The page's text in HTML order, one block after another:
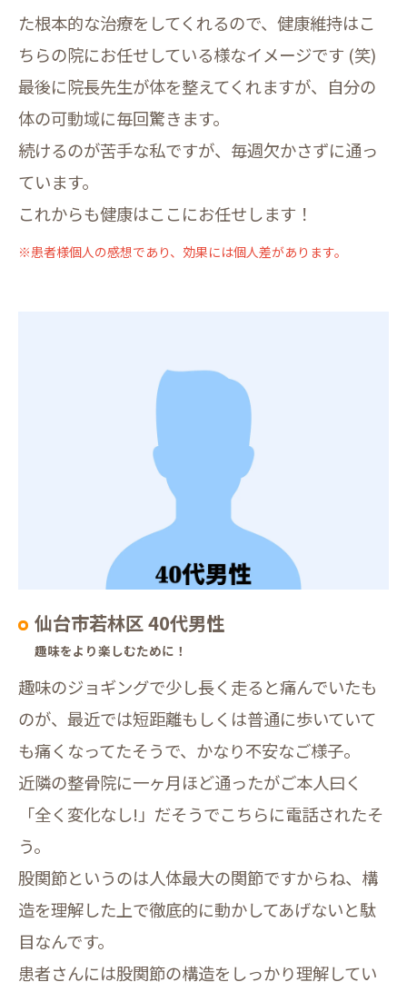
た根本的な治療をしてくれるので、健康維持はこ
ちらの院にお任せしている様なイメージです (笑)
最後に院長先生が体を整えてくれますが、自分の
体の可動域に毎回驚きます。
続けるのが苦手な私ですが、毎週欠かさずに通っ
ています。
これからも健康はここにお任せします！
※患者様個人の感想であり、効果には個人差があります。
仙台市若林区 40代男性
趣味をより楽しむために！
趣味のジョギングで少し長く走ると痛んでいたも
のが、最近では短距離もしくは普通に歩いていて
も痛くなってたそうで、かなり不安なご様子。
近隣の整骨院に一ヶ月ほど通ったがご本人曰く
「全く変化なし!」だそうでこちらに電話されたそ
う。
股関節というのは人体最大の関節ですからね、構
造を理解した上で徹底的に動かしてあげないと駄
目なんです。
患者さんには股関節の構造をしっかり理解してい